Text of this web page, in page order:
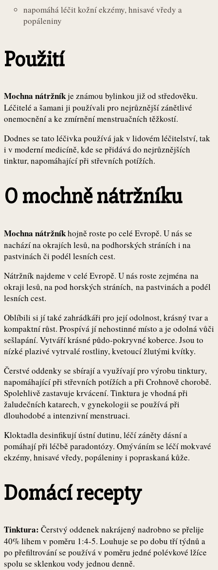
napomáhá léčit kožní ekzémy, hnisavé vředy a
popáleniny
Použití
Mochna nátržníkje známou bylinkou již od středověku.
Léčitelé a šamani ji používali pro nejrůznější zánětlivé
onemocnění a ke zmírnění menstruačních těžkostí.
Dodnes se tato léčivka používá jak v lidovém léčitelství, tak
i v moderní medicíně, kde se přidává do nejrůznějších
tinktur, napomáhající při střevních potížích.
O mochně nátržníku
Mochna nátržníkhojně roste po celé Evropě. U nás se
nachází na okrajích lesů, na podhorských stráních i na
pastvinách či podél lesních cest.
Nátržník najdeme v celé Evropě. U nás roste zejména na
okraji lesů, na pod horských stráních, na pastvinách a podél
lesních cest.
Oblíbili si jí také zahrádkáři pro její odolnost, krásný tvar a
kompaktní růst. Prospívá jí nehostinné místo a je odolná vůči
sešlapání. Vytváří krásné půdo-pokryvné koberce. Jsou to
nízké plazivé vytrvalé rostliny, kvetoucí žlutými kvítky.
Čerstvé oddenky se sbírají a využívají pro výrobu tinktury,
napomáhající při střevních potížích a při Crohnově chorobě.
Spolehlivě zastavuje krvácení. Tinktura je vhodná při
žaludečních katarech, v gynekologii se používá při
dlouhodobé a intenzivní menstruaci.
Kloktadla desinfikují ústní dutinu, léčí záněty dásní a
pomáhají při léčbě paradontózy. Omýváním se léčí mokvavé
ekzémy, hnisavé vředy, popáleniny i popraskaná kůže.
Domácí recepty
Tinktura: Čerstvý oddenek nakrájený nadrobno se přelije
40% lihem v poměru 1:4-5. Louhuje se po dobu tří týdnů a
po přefiltrování se používá v poměru jedné polévkové lžíce
spolu se sklenkou vody jednou denně.